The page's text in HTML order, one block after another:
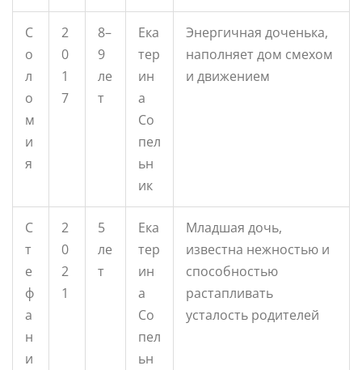
С
о
л
о
м
и
я
2
0
1
7
8–
9
ле
т
Ека
тер
ин
а
Со
пел
ьн
ик
Энергичная доченька,
наполняет дом смехом
и движением
С
т
е
ф
а
н
и
2
0
2
1
5
ле
т
Ека
тер
ин
а
Со
пел
ьн
Младшая дочь,
известна нежностью и
способностью
растапливать
усталость родителей